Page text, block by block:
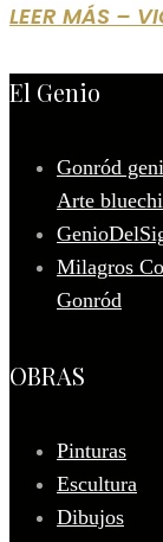
LEER MÁS –
El Genio
Gonród
Arte
Milagros
Gonród
OBRAS
Pinturas
Escultura
Dibujos